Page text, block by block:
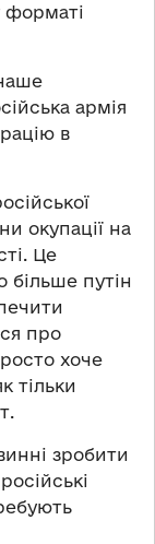
форматі
армія
в
окупації на
Це
більше путін
про
хоче
тільки
зробити